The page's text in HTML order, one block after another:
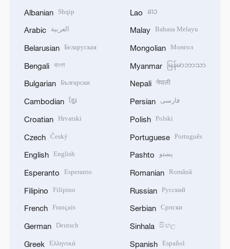
Albanian Shqip
Arabic العربية
Belarusian Беларуская
Bengali বাংলা
Bulgarian Български
Cambodian ខ្មែរ
Croatian Hrvatski
Czech Český
English English
Esperanto Esperanto
Filipino Filipino
French Français
German Deutsch
Greek Ελληνικά
Lao ລາວ
Malay Bahasa Melayu
Mongolian Монгол
Myanmar မြန်မာဘာသာ
Nepali नेपाली
Persian فارسی
Polish Polski
Portuguese Português
Pashto پښتو
Romanian Română
Russian Русский
Serbian Српски
Sinhala සිංහල
Spanish Español